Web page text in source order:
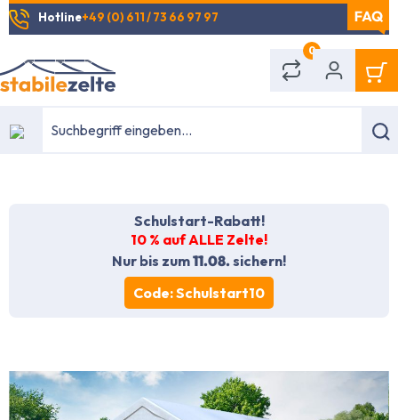
springen
Hotline+49 (0) 611 / 73 66 97 97
0
Schulstart-Rabatt!
10 % auf ALLE Zelte!
Nur bis zum11.08.sichern!
Code: Schulstart10